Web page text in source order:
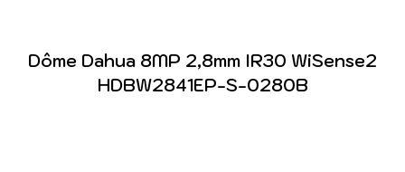
Dôme Dahua 8MP 2,8mm IR30 WiSense2
HDBW2841EP-S-0280B